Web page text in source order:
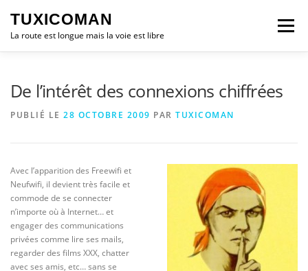
contenu
TUXICOMAN
La route est longue mais la voie est libre
Menu
De l’intérêt des connexions chiffrées
PUBLIÉ LE 28 OCTOBRE 2009 PAR TUXICOMAN
Avec l’apparition des Freewifi et
Neufwifi, il devient très facile et
commode de se connecter
n’importe où à Internet… et
engager des communications
privées comme lire ses mails,
regarder des films XXX, chatter
avec ses amis, etc… sans se